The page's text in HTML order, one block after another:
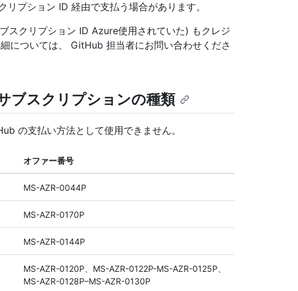
プション ID 経由で支払う場合があります。
スクリプション ID Azure使用されていた) もクレジ
については、 GitHub 担当者にお問い合わせくださ
ブスクリプションの種類
の支払い方法として使用できません。
オファー番号
MS-AZR-0044P
MS-AZR-0170P
MS-AZR-0144P
MS-AZR-0120P、MS-AZR-0122P-MS-AZR-0125P、
MS-AZR-0128P–MS-AZR-0130P